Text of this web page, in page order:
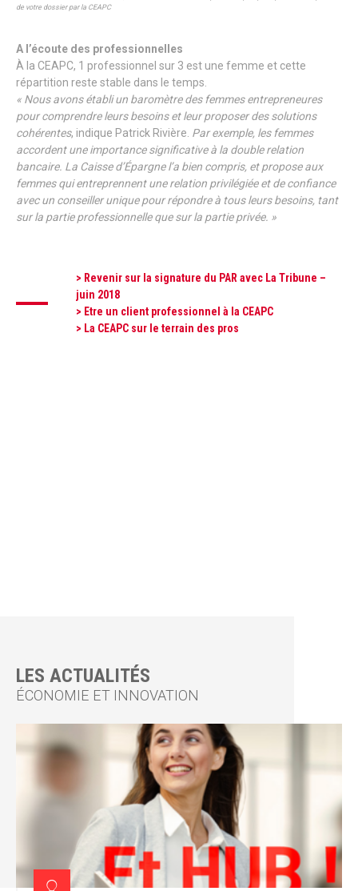
de votre dossier par la CEAPC
A l’écoute des professionnelles
À la CEAPC, 1 professionnel sur 3 est une femme et cette
répartition reste stable dans le temps.
« Nous avons établi un baromètre des femmes entrepreneures
pour comprendre leurs besoins et leur proposer des solutions
cohérentes, indique Patrick Rivière. Par exemple, les femmes
accordent une importance significative à la double relation
bancaire. La Caisse d’Épargne l’a bien compris, et propose aux
femmes qui entreprennent une relation privilégiée et de confiance
avec un conseiller unique pour répondre à tous leurs besoins, tant
sur la partie professionnelle que sur la partie privée. »
> Revenir sur la signature du PAR avec La Tribune –
juin 2018
> Etre un client professionnel à la CEAPC
> La CEAPC sur le terrain des pros
LES ACTUALITÉS
ÉCONOMIE ET INNOVATION